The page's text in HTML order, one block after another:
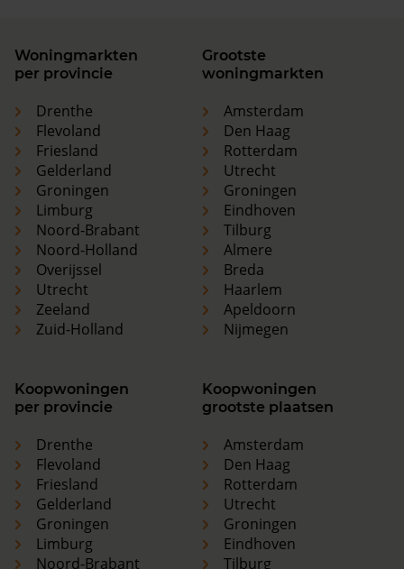
Woningmarkten
per provincie
Drenthe
Flevoland
Friesland
Gelderland
Groningen
Limburg
Noord-Brabant
Noord-Holland
Overijssel
Utrecht
Zeeland
Zuid-Holland
Grootste
woningmarkten
Amsterdam
Den Haag
Rotterdam
Utrecht
Groningen
Eindhoven
Tilburg
Almere
Breda
Haarlem
Apeldoorn
Nijmegen
Koopwoningen
per provincie
Drenthe
Flevoland
Friesland
Gelderland
Groningen
Limburg
Noord-Brabant
Koopwoningen
grootste plaatsen
Amsterdam
Den Haag
Rotterdam
Utrecht
Groningen
Eindhoven
Tilburg